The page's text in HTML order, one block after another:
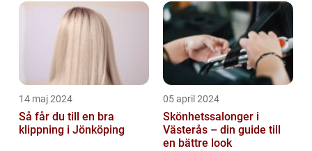
14 maj 2024
Så får du till en bra
klippning i Jönköping
05 april 2024
Skönhetssalonger i
Västerås – din guide till
en bättre look